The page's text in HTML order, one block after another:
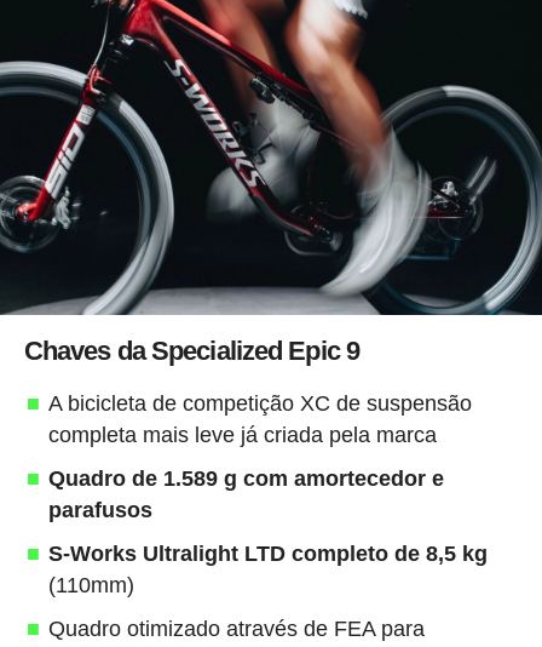
Chaves da Specialized Epic 9
A bicicleta de competição XC de suspensão
completa mais leve já criada pela marca
Quadro de 1.589 g com amortecedor e
parafusos
S-Works Ultralight LTD completo de 8,5 kg
(110mm)
Quadro otimizado através de FEA para